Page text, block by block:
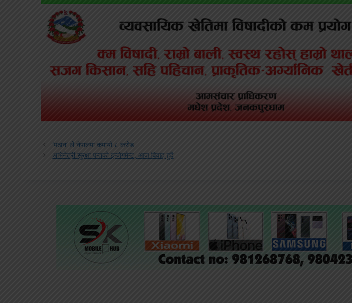
‘पठान’ ले नेपालमा कमायो ८ करोड
अभिनेत्री सुरक्षा पन्तको इन्जेगमेन्ट, आज विवाह हुदै